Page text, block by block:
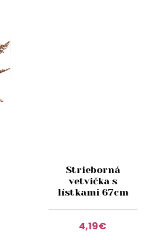
Strieborná
vetvička s
lístkami 67cm
4,19€